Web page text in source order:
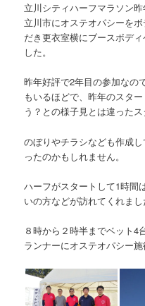
立川シティハーフマラソン昨
立川市にオステオパシーを
だき更衣室横にブースボデ
した。
昨年好評で2年目の参加なの
もいるほどで、昨年のスタ
う？との様子見とは違ったス
のぼりやチラシなども作成
ったのかもしれません。
ハーフがスタートして1時間
いの方などが訪れてくれまし
８時から２時半までベット4
ランナーにオステオパシー施